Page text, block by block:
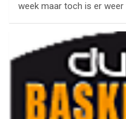
week maar toch is er weer